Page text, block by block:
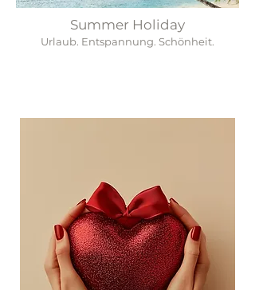
Summer Holiday
Urlaub. Entspannung. Schönheit.